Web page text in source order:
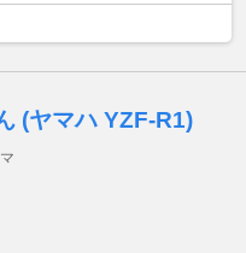
(ヤマハ YZF-R1)